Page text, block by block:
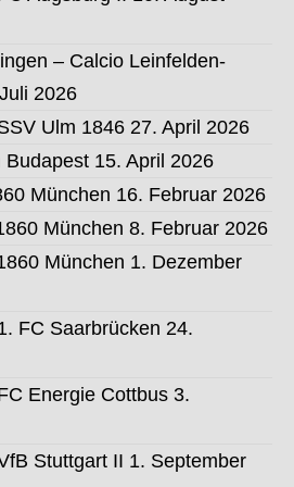
– Calcio Leinfelden-
2026
Ulm 1846 27. April 2026
Budapest 15. April 2026
München 16. Februar 2026
München 8. Februar 2026
München 1. Dezember
FC Saarbrücken 24.
Energie Cottbus 3.
Stuttgart II 1. September